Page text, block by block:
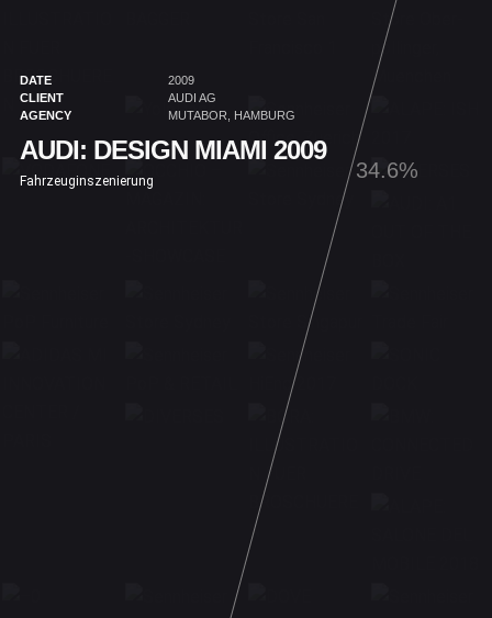
35.8%
DATE
2009
CLIENT
AUDI AG
AGENCY
MUTABOR, HAMBURG
AUDI: DESIGN MIAMI 2009
Fahrzeuginszenierung